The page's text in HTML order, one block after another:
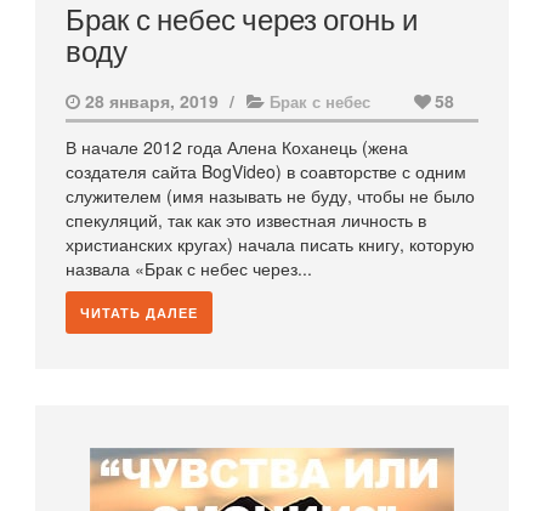
Брак с небес через огонь и
воду
28 января, 2019 / Брак с небес
58
В начале 2012 года Алена Коханець (жена
создателя сайта BogVideo) в соавторстве с одним
служителем (имя называть не буду, чтобы не было
спекуляций, так как это известная личность в
христианских кругах) начала писать книгу, которую
назвала «Брак с небес через...
ЧИТАТЬ ДАЛЕЕ